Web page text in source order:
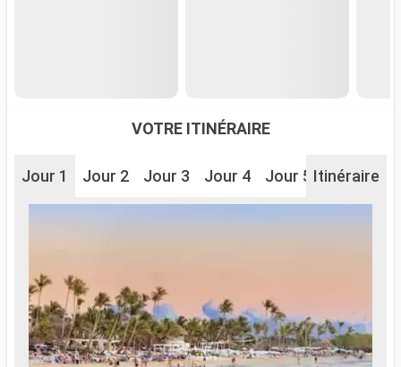
VOTRE ITINÉRAIRE
Jour 1 Jour 2 Jour 3 Jour 4 Jour 5 Jour 6
Itinéraire